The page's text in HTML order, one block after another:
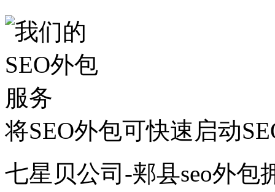
将SEO外包可快速启动
七星贝公司-郏县seo外包